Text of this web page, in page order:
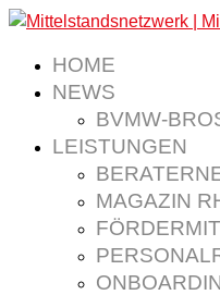
HOME
NEWS
BVMW-
LEISTUNGEN
MAGAZIN